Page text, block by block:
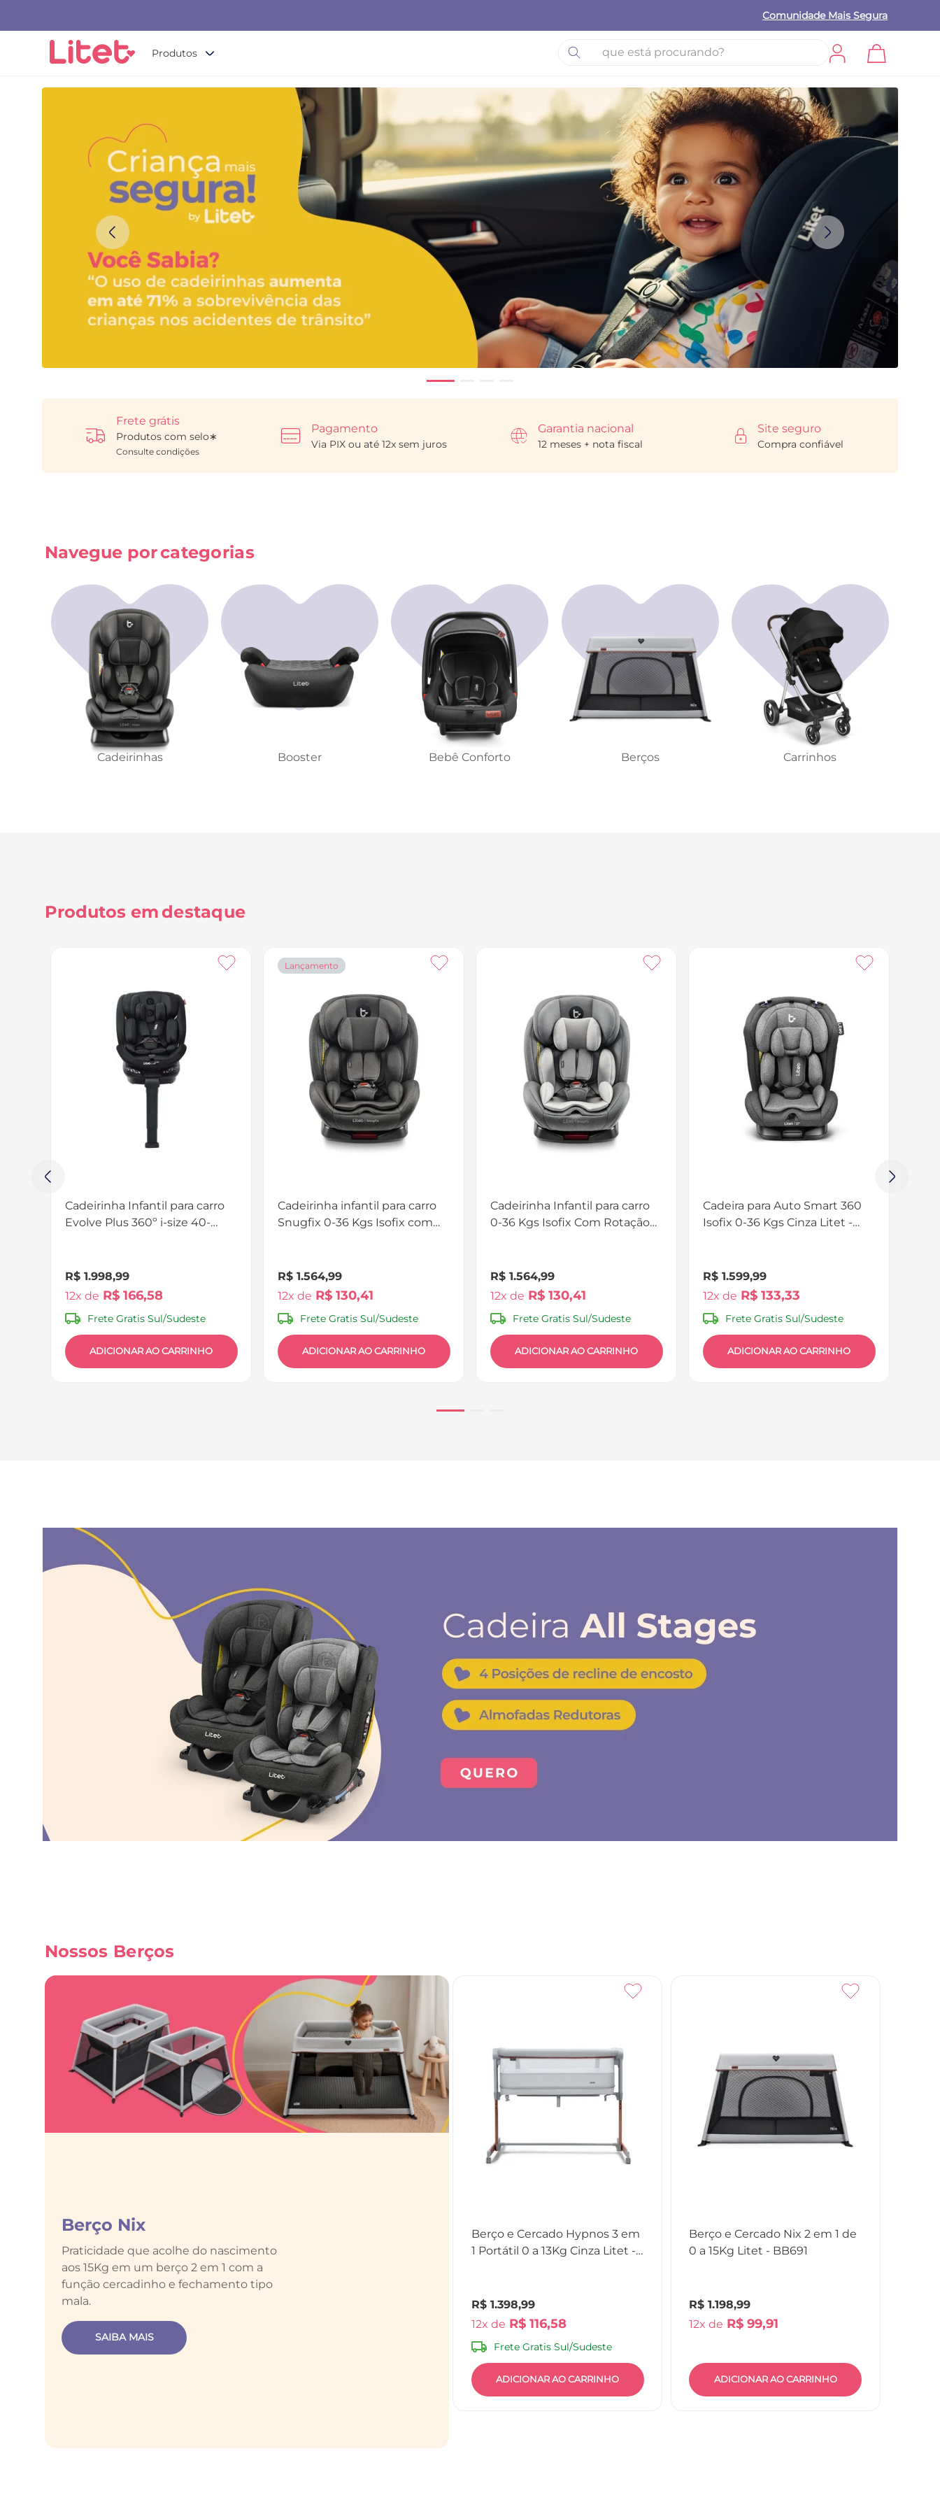
Comunidade Mais Segura
Produtos
O que está procurando?
Frete grátis
Produtos com selo∗
Pagamento
Via PIX ou até 12x sem juros
Garantia nacional
12 meses + nota fiscal
Site seguro
Compra confiável
Navegue porcategorias
Cadeirinhas Booster Bebê Conforto Berços Carrinhos
Produtos emdestaque
Cadeirinha Infantil para carro
Evolve Plus 360º i-size 40-
R$ 1.998,99
12
R$ 166,58
Frete Gratis Sul/Sudeste
ADICIONAR AO CARRINHO
Lançamento
Cadeirinha infantil para carro
Snugfix 0-36 Kgs Isofix com
R$ 1.564,99
12
R$ 130,41
Frete Gratis Sul/Sudeste
ADICIONAR AO CARRINHO
Cadeirinha Infantil para carro
0-36 Kgs Isofix Com Rotação
R$ 1.564,99
12
R$ 130,41
Frete Gratis Sul/Sudeste
ADICIONAR AO CARRINHO
Cadeira para Auto Smart 360
Isofix 0-36 Kgs Cinza Litet -
R$ 1.599,99
12
R$ 133,33
Frete Gratis Sul/Sudeste
ADICIONAR AO CARRINHO
Nossos Berços
Berço Nix
Praticidade que acolhe do nascimento
aos 15Kg em um berço 2 em 1 com a
função cercadinho e fechamento tipo
mala.
SAIBA MAIS
Berço e Cercado Hypnos 3 em
1 Portátil 0 a 13Kg Cinza Litet -
R$ 1.398,99
12
R$ 116,58
Frete Gratis Sul/Sudeste
ADICIONAR AO CARRINHO
Berço e Cercado Nix 2 em 1 de
0 a 15Kg Litet - BB691
R$ 1.198,99
12
R$ 99,91
ADICIONAR AO CARRINHO